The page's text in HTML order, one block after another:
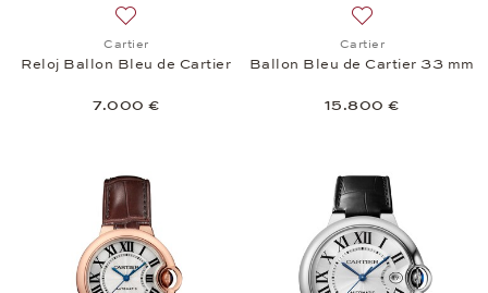
Cartier
Reloj Ballon Bleu de Cartier
7.000 €
Cartier
Ballon Bleu de Cartier 33 mm
15.800 €